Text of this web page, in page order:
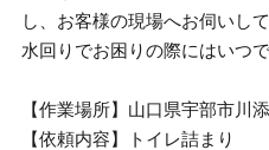
し、お客様の現場へお伺いして
水回りでお困りの際にはいつ
【作業場所】山口県宇部市川添
【依頼内容】トイレ詰まり